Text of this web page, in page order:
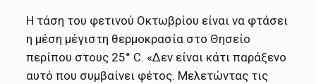
Η τάση του φετινού Οκτωβρίου είναι να φτάσει
η μέση μέγιστη θερμοκρασία στο Θησείο
περίπου στους 25° C. «Δεν είναι κάτι παράξενο
αυτό που συμβαίνει φέτος. Μελετώντας τις